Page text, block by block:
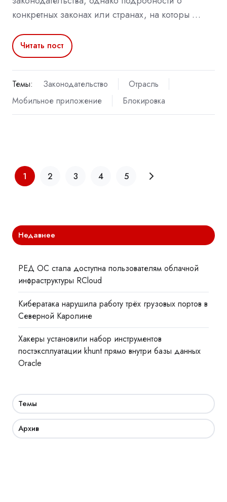
конкретных законах или странах, на которы …
Читать пост
Темы: Законодательство
Отрасль
Мобильное приложение
Блокировка
1 2 3 4 5
Недавнее
РЕД ОС стала доступна пользователям облачной
инфраструктуры RCloud
Кибератака нарушила работу трёх грузовых портов в
Северной Каролине
Хакеры установили набор инструментов
постэксплуатации khunt прямо внутри базы данных
Oracle
Темы
Архив